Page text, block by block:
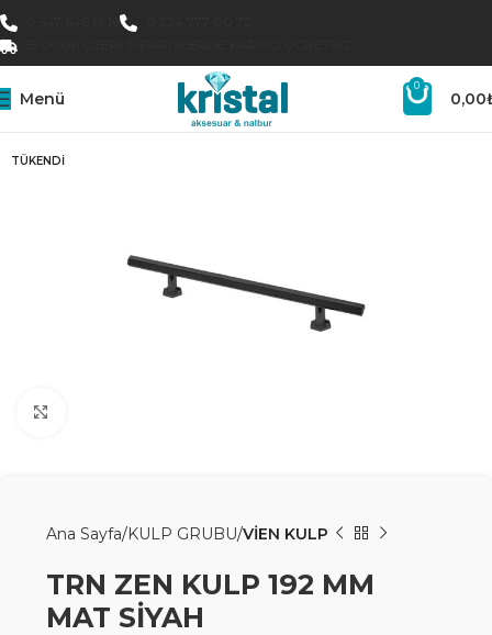
Menü
0
0,00
TÜKENDI
Ana Sayfa KULP GRUBU VİEN KULP
TRN ZEN KULP 192 MM
MAT SİYAH